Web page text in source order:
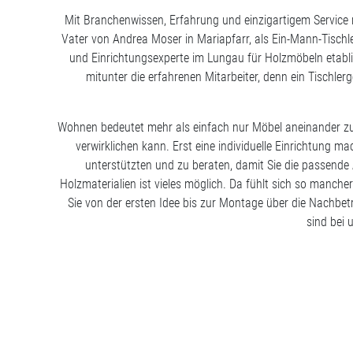
Mit Branchenwissen, Erfahrung und einzigartigem
Vater von Andrea Moser in Mariapfarr, als Ein-Mann-
und Einrichtungsexperte im Lungau für Holzmöbeln
mitunter die erfahrenen Mitarbeiter, denn ein
Wohnen bedeutet mehr als einfach nur Möbel aneinander
verwirklichen kann. Erst eine individuelle Einrichtung
unterstützten und zu beraten, damit Sie die
Holzmaterialien ist vieles möglich. Da fühlt sich so
Sie von der ersten Idee bis zur Montage über die
sind bei